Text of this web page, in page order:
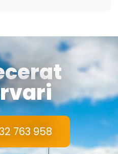
763 958